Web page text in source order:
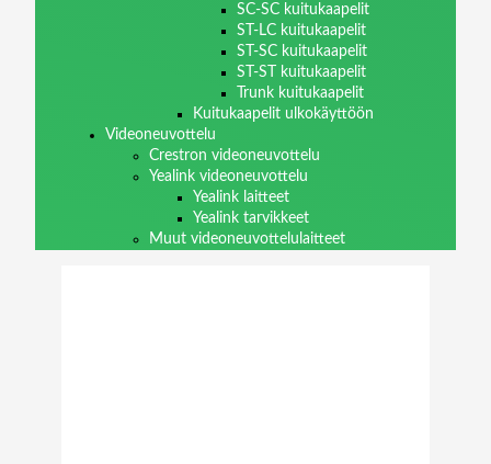
SC-SC kuitukaapelit
ST-LC kuitukaapelit
ST-SC kuitukaapelit
ST-ST kuitukaapelit
Trunk kuitukaapelit
Kuitukaapelit ulkokäyttöön
Videoneuvottelu
Crestron videoneuvottelu
Yealink videoneuvottelu
Yealink laitteet
Yealink tarvikkeet
Muut videoneuvottelulaitteet